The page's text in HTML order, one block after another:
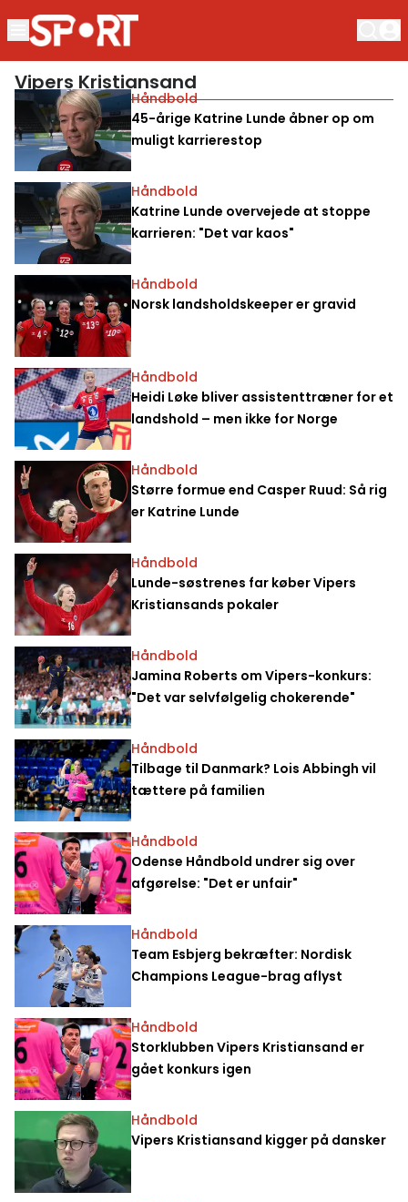
Vipers Kristiansand
Håndbold
45-årige Katrine Lunde åbner op om
muligt karrierestop
Håndbold
Katrine Lunde overvejede at stoppe
karrieren: "Det var kaos"
Håndbold
Norsk landsholdskeeper er gravid
Håndbold
Heidi Løke bliver assistenttræner for et
landshold – men ikke for Norge
Håndbold
Større formue end Casper Ruud: Så rig
er Katrine Lunde
Håndbold
Lunde-søstrenes far køber Vipers
Kristiansands pokaler
Håndbold
Jamina Roberts om Vipers-konkurs:
"Det var selvfølgelig chokerende"
Håndbold
Tilbage til Danmark? Lois Abbingh vil
tættere på familien
Håndbold
Odense Håndbold undrer sig over
afgørelse: "Det er unfair"
Håndbold
Team Esbjerg bekræfter: Nordisk
Champions League-brag aflyst
Håndbold
Storklubben Vipers Kristiansand er
gået konkurs igen
Håndbold
Vipers Kristiansand kigger på dansker